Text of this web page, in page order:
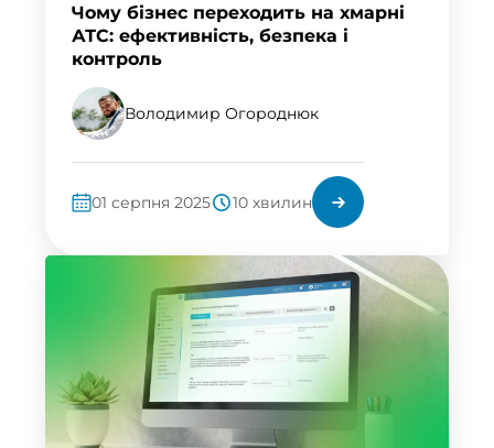
Чому бізнес переходить на хмарні
АТС: ефективність, безпека і
контроль
Володимир Огороднюк
01 серпня 2025 10 хвилин